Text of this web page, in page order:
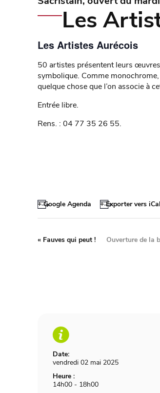
Les
Les Artistes Aurécois
50 artistes présentent leurs
symbolique. Comme
quelque chose que l’on associe à
Entrée libre.
Rens. : 04 77 35 26 55.
+ Google Agenda + Exporter vers iCal
Date:
vendredi 02 mai 2025
Heure :
14h00 - 18h00
« Fauves qui peut ! Ouverture de la